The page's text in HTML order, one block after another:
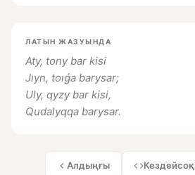
ЛАТЫН ЖАЗУЫНДА
Aty, tony bar kisi
Jıyn, toıǵa barysar;
Uly, qyzy bar kisi,
Qudalyqqa barysar.
Алдыңғы Кездейсоқ